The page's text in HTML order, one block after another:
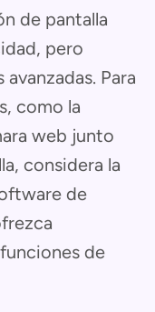
de pantalla
pero
Para
como la
web junto
considera la
de
de